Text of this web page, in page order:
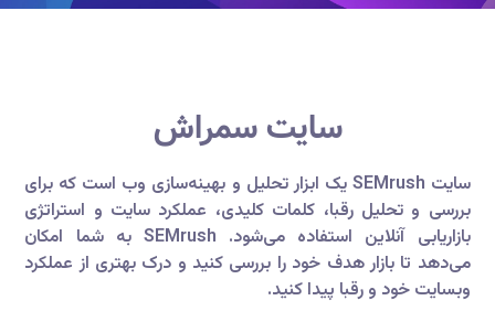
سایت سمراش
سایت SEMrush یک ابزار تحلیل و بهینه‌سازی وب است که برای
بررسی و تحلیل رقبا، کلمات کلیدی، عملکرد سایت و استراتژی
بازاریابی آنلاین استفاده می‌شود. SEMrush به شما امکان
می‌دهد تا بازار هدف خود را بررسی کنید و درک بهتری از عملکرد
وبسایت خود و رقبا پیدا کنید.